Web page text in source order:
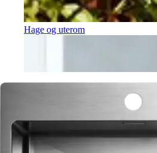
Hage og uterom